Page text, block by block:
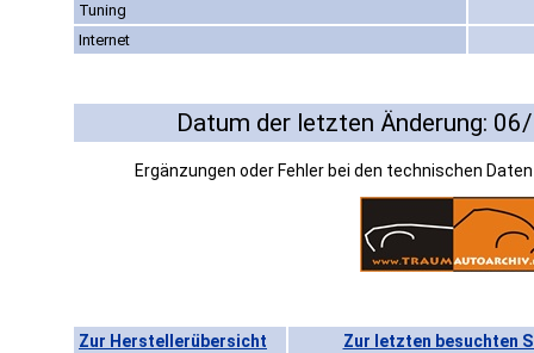
Tuning
Internet
Datum der letzten Änderung:
Ergänzungen oder Fehler bei den technischen
Zur Herstellerübersicht Zur letzten besuchten